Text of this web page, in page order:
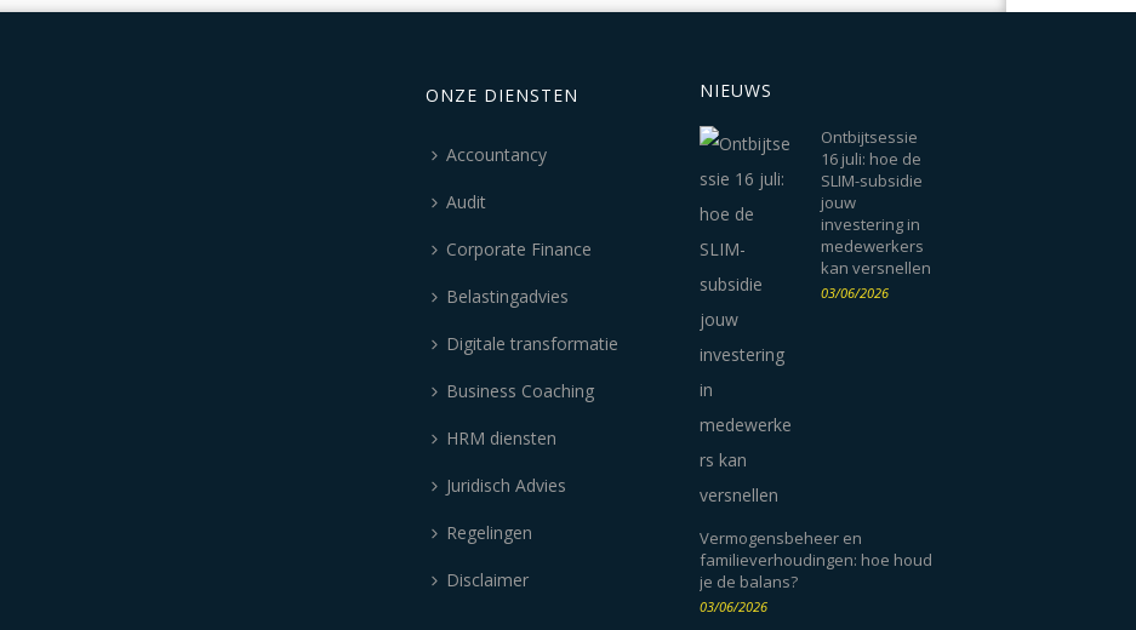
ONZE DIENSTEN
Accountancy
Audit
Corporate Finance
Belastingadvies
Digitale transformatie
Business Coaching
HRM diensten
Juridisch Advies
Regelingen
Disclaimer
NIEUWS
Ontbijtsessie
16 juli: hoe de
SLIM-subsidie
jouw
investering in
medewerkers
kan versnellen
03/06/2026
Vermogensbeheer en
familieverhoudingen: hoe houd
je de balans?
03/06/2026